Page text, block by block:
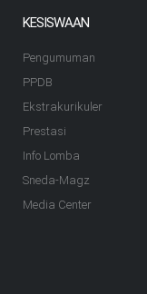
KESISWAAN
Pengumuman
PPDB
Ekstrakurikuler
Prestasi
Info Lomba
Sneda-Magz
Media Center